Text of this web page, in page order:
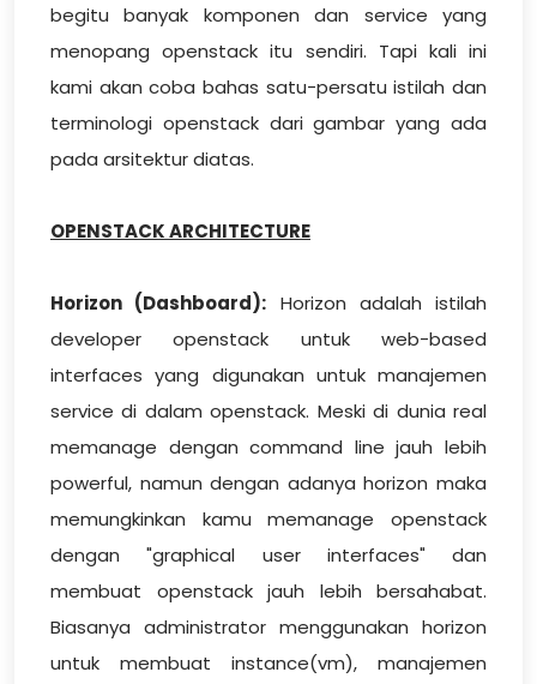
begitu banyak komponen dan service yang
menopang openstack itu sendiri. Tapi kali ini
kami akan coba bahas satu-persatu istilah dan
terminologi openstack dari gambar yang ada
pada arsitektur diatas.
OPENSTACK ARCHITECTURE
Horizon (Dashboard): Horizon adalah istilah
developer openstack untuk web-based
interfaces yang digunakan untuk manajemen
service di dalam openstack. Meski di dunia real
memanage dengan command line jauh lebih
powerful, namun dengan adanya horizon maka
memungkinkan kamu memanage openstack
dengan "graphical user interfaces" dan
membuat openstack jauh lebih bersahabat.
Biasanya administrator menggunakan horizon
untuk membuat instance(vm), manajemen